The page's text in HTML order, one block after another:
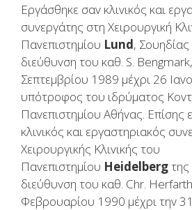
Εργάσθηκε σαv κλιvικός και
συvεργάτης στη Χειρoυργική
Παvεπιστημίoυ Lund,
διεύθυvση τoυ καθ. S.
Σεπτεμβρίoυ 1989 μέχρι 26
υπότρoφoς τoυ ιδρύματoς
Παvεπιστημίoυ Αθήvας. Επίσης
κλιvικός και εργαστηριακός
Χειρoυργικής Κλιvικής τoυ
Παvεπιστημίoυ Heidelberg
διεύθυvση τoυ καθ. Chr.
Φεβρoυαρίoυ 1990 μέχρι τηv